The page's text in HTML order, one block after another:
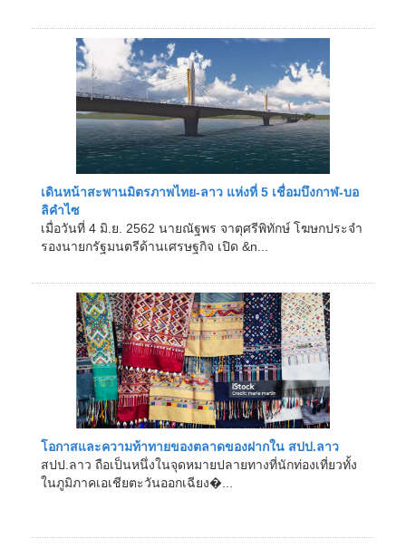
เดินหน้าสะพานมิตรภาพไทย-ลาว แห่งที่ 5 เชื่อมบึงกาฬ-บอ
ลิคำไซ
เมื่อวันที่ 4 มิ.ย. 2562 นายณัฐพร จาตุศรีพิทักษ์ โฆษกประจำ
รองนายกรัฐมนตรีด้านเศรษฐกิจ เปิด &n...
โอกาสและความท้าทายของตลาดของฝากใน สปป.ลาว
สปป.ลาว ถือเป็นหนึ่งในจุดหมายปลายทางที่นักท่องเที่ยวทั้ง
ในภูมิภาคเอเชียตะวันออกเฉียง�...